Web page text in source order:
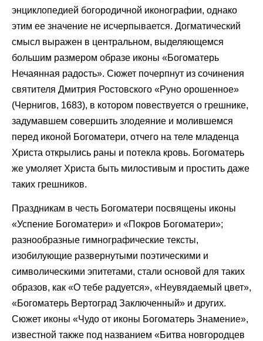
энциклопедией богородичной иконографии, однако
этим ее значение не исчерпывается. Догматический
смысл выражен в центральном, выделяющемся
большим размером образе иконы «Богоматерь
Нечаянная радость». Сюжет почерпнут из сочинения
святителя Дмитрия Ростовского «Руно орошенное»
(Чернигов, 1683), в котором повествуется о грешнике,
задумавшем совершить злодеяние и молившемся
перед иконой Богоматери, отчего на теле младенца
Христа открылись раны и потекла кровь. Богоматерь
же умоляет Христа быть милостивым и простить даже
таких грешников.
Праздникам в честь Богоматери посвящены иконы
«Успение Богоматери» и «Покров Богоматери»;
разнообразные гимнографические тексты,
изобилующие развернутыми поэтическими и
символическими эпитетами, стали основой для таких
образов, как «О тебе радуется», «Неувядаемый цвет»,
«Богоматерь Вертоград Заключенный» и других.
Сюжет иконы «Чудо от иконы Богоматерь Знамение»,
известной также под названием «Битва новгородцев